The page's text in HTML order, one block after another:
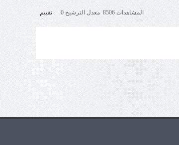
المشاهدات 8506 معدل الترشيح 0 تقييم